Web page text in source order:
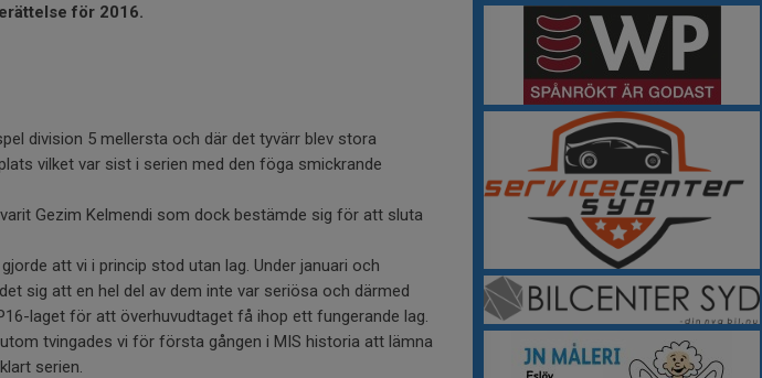
för 2016.
division 5 mellersta och där det tyvärr blev stora
vilket var sist i serien med den föga smickrande
Gezim Kelmendi som dock bestämde sig för att sluta
att vi i princip stod utan lag. Under januari och
sig att en hel del av dem inte var seriösa och därmed
laget för att överhuvudtaget få ihop ett fungerande lag.
tvingades vi för första gången i MIS historia att lämna
serien.